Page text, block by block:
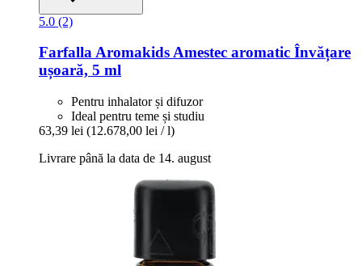
5.0 (2)
FarfallaAromakids Amestec aromatic Învățare
ușoară, 5 ml
Pentru inhalator și difuzor
Ideal pentru teme și studiu
63,39 lei (12.678,00 lei / l)
Livrare până la data de 14. august